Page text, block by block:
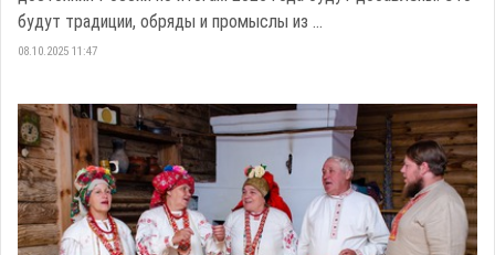
будут традиции, обряды и промыслы из ...
08.10.2025 11:47